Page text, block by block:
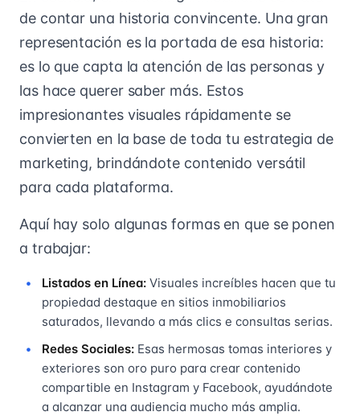
de contar una historia convincente. Una gran
representación es la portada de esa historia:
es lo que capta la atención de las personas y
las hace querer saber más. Estos
impresionantes visuales rápidamente se
convierten en la base de toda tu estrategia de
marketing, brindándote contenido versátil
para cada plataforma.
Aquí hay solo algunas formas en que se ponen
a trabajar:
Listados en Línea: Visuales increíbles hacen que tu
propiedad destaque en sitios inmobiliarios
saturados, llevando a más clics e consultas serias.
Redes Sociales: Esas hermosas tomas interiores y
exteriores son oro puro para crear contenido
compartible en Instagram y Facebook, ayudándote
a alcanzar una audiencia mucho más amplia.